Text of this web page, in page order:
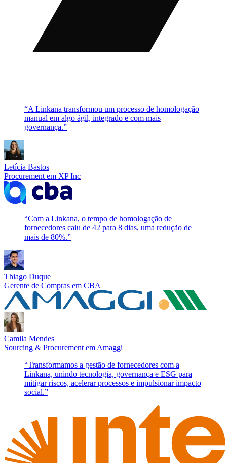
“A Linkana transformou um processo de homologação
manual em algo ágil, integrado e com mais
governança.”
Letícia Bastos
Procurement em XP Inc
“Com a Linkana, o tempo de homologação de
fornecedores caiu de 42 para 8 dias, uma redução de
mais de 80%.”
Thiago Duque
Gerente de Compras em CBA
Camila Mendes
Sourcing & Procurement em Amaggi
“Transformamos a gestão de fornecedores com a
Linkana, unindo tecnologia, governança e ESG para
mitigar riscos, acelerar processos e impulsionar impacto
social.”